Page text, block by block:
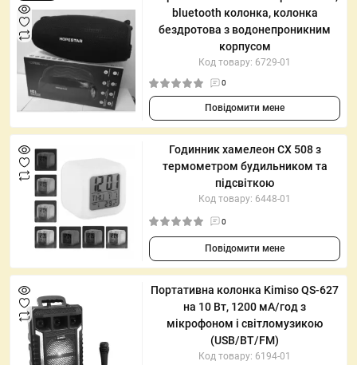
bluetooth колонка, колонка
бездротова з водонепроникним
корпусом
Код товару: 6729-01
0
Повідомити мене
Годинник хамелеон CX 508 з
термометром будильником та
підсвіткою
Код товару: 6448-01
0
Повідомити мене
Портативна колонка Kimiso QS-627
на 10 Вт, 1200 мА/год з
мікрофоном і світломузикою
(USB/BT/FM)
Код товару: 6194-01